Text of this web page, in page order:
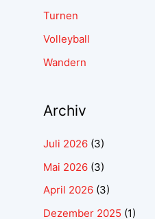
Turnen
Volleyball
Wandern
Archiv
Juli 2026 (3)
Mai 2026 (3)
April 2026 (3)
Dezember 2025 (1)